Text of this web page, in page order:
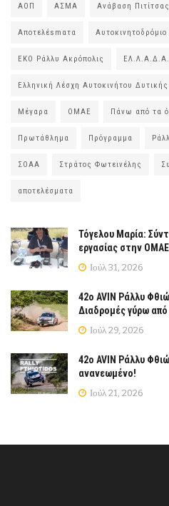
ΑΟΠ ΑΣΜΑ Ανάβαση Πιτίτσας
Αποτελέsmατα
ΕΚΟ Ράλλυ Ακρόπολις ΕΛ.Λ.Α.Δ.Α.
Ελληνική Λέσχη Αυτοκινήτου
Μέγαρα ΟΜΑΕ Πάνω από τα
Πρωτάθλημα Πρόγραμμα
ΣΟΑΑ Στράτος Φωτεινέλης
αποτελέσματα
Τόγελου Μαρία:
εργασίας στην ΟΜΑΕ
Ιούλ 31, 2026
42ο AVIN Ράλλυ
Διαδρομές γύρω
Ιούλ 29, 2026
42ο AVIN Ράλλυ
ανανεωμένο!
Ιούλ 21, 2026